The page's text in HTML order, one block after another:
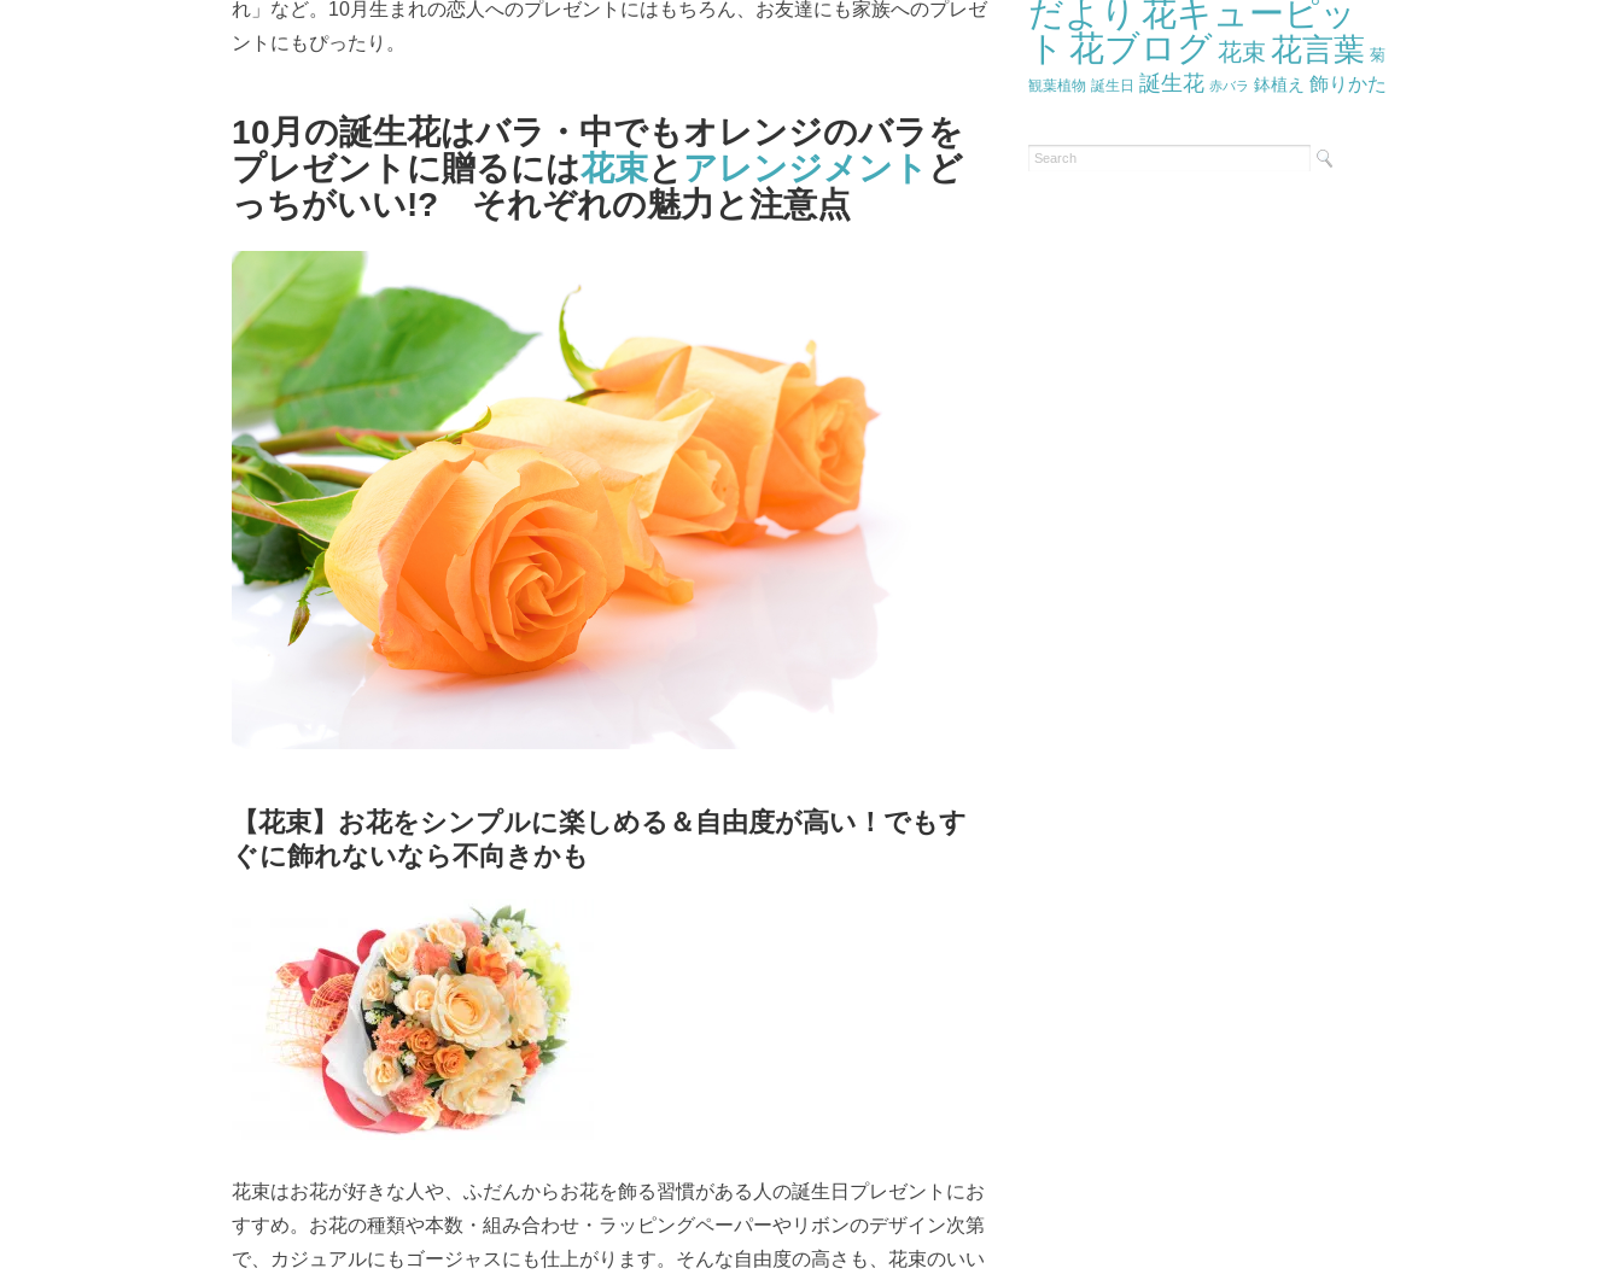
れ」など。10月生まれの恋人へのプレゼントにはもちろん、お友達にも家族へのプレゼ
ントにもぴったり。
10月の誕生花はバラ・中でもオレンジのバラを
プレゼントに贈るには花束と アレンジメント ど
っちがいい!? それぞれの魅力と注意点
【花束】お花をシンプルに楽しめる＆自由度が高い！でもす
ぐに飾れないなら不向きかも
花束はお花が好きな人や、ふだんからお花を飾る習慣がある人の誕生日プレゼントにお
すすめ。お花の種類や本数・組み合わせ・ラッピングペーパーやリボンのデザイン次第
で、カジュアルにもゴージャスにも仕上がります。そんな自由度の高さも、花束のいい
だより 花キューピッ
ト 花ブログ 花束 花言葉 菊
観葉植物 誕生日 誕生花 赤バラ 鉢植え 飾りかた